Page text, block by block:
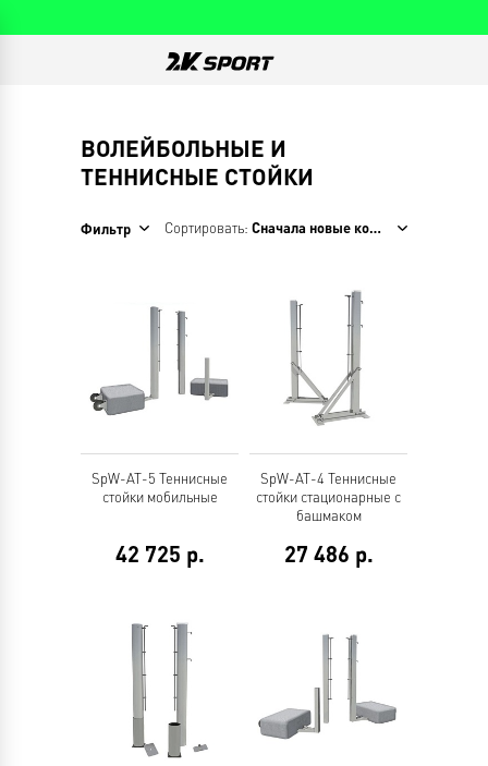
ВОЛЕЙБОЛЬНЫЕ И
ТЕННИСНЫЕ СТОЙКИ
Фильтр Сортировать: Сначала новые коллекции
SpW-AT-5 Теннисные
стойки мобильные
42 725 р.
SpW-AT-4 Теннисные
стойки стационарные с
башмаком
27 486 р.